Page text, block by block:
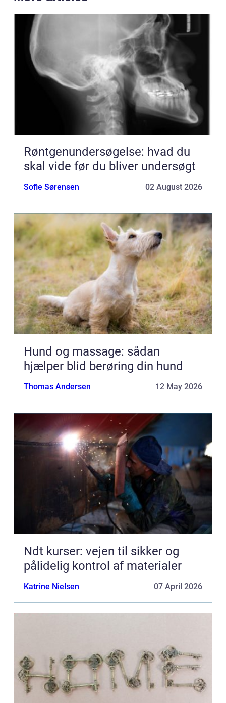
Røntgenundersøgelse: hvad du
skal vide før du bliver undersøgt
Sofie Sørensen 02 August 2026
Hund og massage: sådan
hjælper blid berøring din hund
Thomas Andersen 12 May 2026
Ndt kurser: vejen til sikker og
pålidelig kontrol af materialer
Katrine Nielsen 07 April 2026